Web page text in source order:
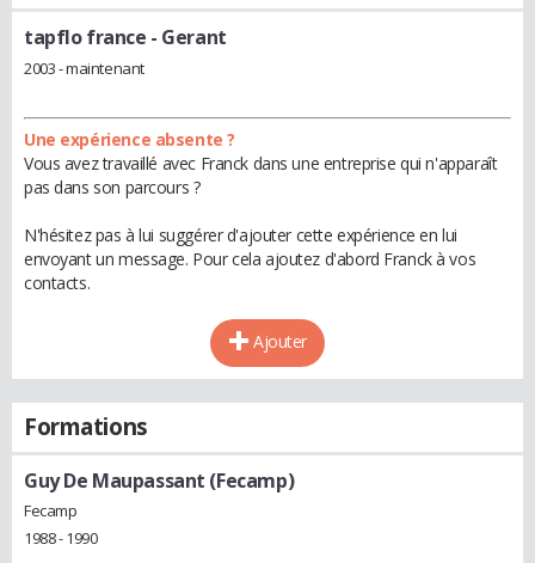
tapflo france - Gerant
2003 - maintenant
Une expérience absente ?
Vous avez travaillé avec Franck dans une entreprise qui n'apparaît
pas dans son parcours ?
N'hésitez pas à lui suggérer d'ajouter cette expérience en lui
envoyant un message. Pour cela ajoutez d'abord Franck à vos
contacts.
Ajouter
Formations
Guy De Maupassant (Fecamp)
Fecamp
1988 - 1990